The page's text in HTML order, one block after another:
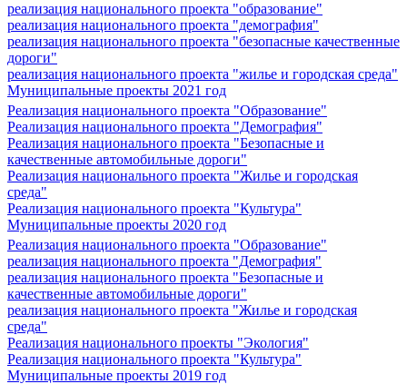
реализация национального проекта "образование"
реализация национального проекта "демография"
реализация национального проекта "безопасные качественные
дороги"
реализация национального проекта "жилье и городская среда"
Муниципальные проекты 2021 год
Реализация национального проекта "Образование"
Реализация национального проекта "Демография"
Реализация национального проекта "Безопасные и
качественные автомобильные дороги"
Реализация национального проекта "Жилье и городская
среда"
Реализация национального проекта "Культура"
Муниципальные проекты 2020 год
Реализация национального проекта "Образование"
реализация национального проекта "Демография"
реализация национального проекта "Безопасные и
качественные автомобильные дороги"
реализация национального проекта "Жилье и городская
среда"
Реализация национального проекты "Экология"
Реализация национального проекта "Культура"
Муниципальные проекты 2019 год